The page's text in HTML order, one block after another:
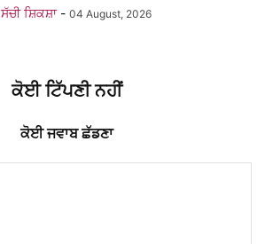
ਸੱਚੀ ਸ਼ਿਕਸ਼ਾ - 04 August, 2026
ਕੋਈ ਟਿੱਪਣੀ ਨਹੀਂ
ਕੋਈ ਜਵਾਬ ਛੱਡਣਾ